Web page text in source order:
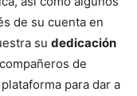
de su cuenta en
su dedicación
de
para dar a